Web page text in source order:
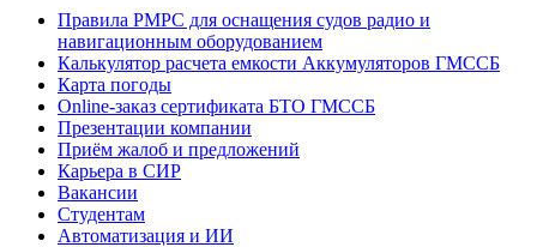
Правила РМРС для оснащения судов радио и
навигационным оборудованием
Калькулятор расчета емкости Аккумуляторов ГМССБ
Карта погоды
Online-заказ сертификата БТО ГМССБ
Презентации компании
Приём жалоб и предложений
Карьера в СИР
Вакансии
Студентам
Автоматизация и ИИ